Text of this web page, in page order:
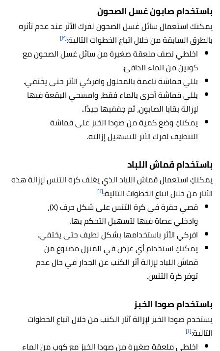
باستخدام صابون غسل الصحون
يمكنك استعمال سائل غسل الصحون لفرك الأثر عند عدم تأثره
بالطرق السابقة من خلال اتباع الخطوات التالية:[٢]
اخلطي نصف ملعقة صغيرة من سائل غسل الصحون مع
كوبين من الماء الدافئ.
بللي قماشة ناعمة بالمحلول وافركي الأثر حتى يختفي.
بللي قماشة أخرى بالماء فقط، وامسحي البقعة فيها
لإزالة بقايا الصابون، ثم جففيها جيدًا..
يمكنكِ وضع كمية من صودا الخبز على قماشة
التنظيف لفرك الأثر للتسهيل إزالته.
باستخدام قماش اللباد
يمكنكِ استعمال قماش اللباد الذي يغلف كرة التنس لإزالة هذه
الآثار من خلال اتباع الخطوات التالية:[١]
قصي حفرة في كرة التنس على شكل حرف (X)،
وادخلي عصاة فيها لتسهيل التحكم بها.
افركي الأثر باستخدامها بشكل لطيف حتى يختفي.
يمكنكِ استخدام أي غرض في المنزل مصنوع من
قماش اللباد لإزالة أثر الكنب عن الجدار في حال عدم
توفر كرة التنس.
باستخدام صودا الخبز
يستخدم صودا الخبز لإزالة آثار الكنب من خلال اتباع الخطوات
التالية:[١]
اخلطي ملعقة صغيرة من صودا الخبز مع كوب من الماء